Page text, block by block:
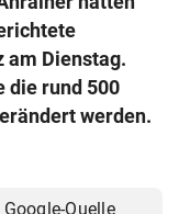
am Dienstag.
die rund 500
werden.
Quelle